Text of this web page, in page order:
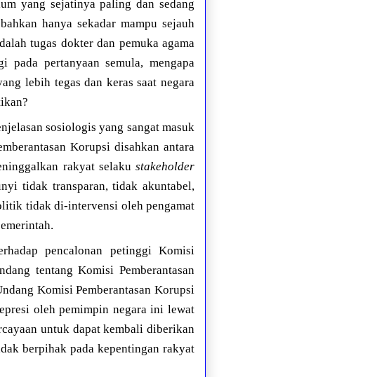
yang sejatinya paling dan sedang
hanya sekadar mampu sejauh
tugas dokter dan pemuka agama
pada pertanyaan semula, mengapa
lebih tegas dan keras saat negara
sosiologis yang sangat masuk
Korupsi disahkan antara
rakyat selaku stakeholder
tidak transparan, tidak akuntabel,
tidak di-intervensi oleh pengamat
pencalonan petinggi Komisi
tentang Komisi Pemberantasan
Komisi Pemberantasan Korupsi
oleh pemimpin negara ini lewat
untuk dapat kembali diberikan
berpihak pada kepentingan rakyat